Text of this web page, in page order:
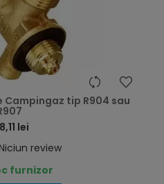
tip R904 sau
lei
review
furnizor